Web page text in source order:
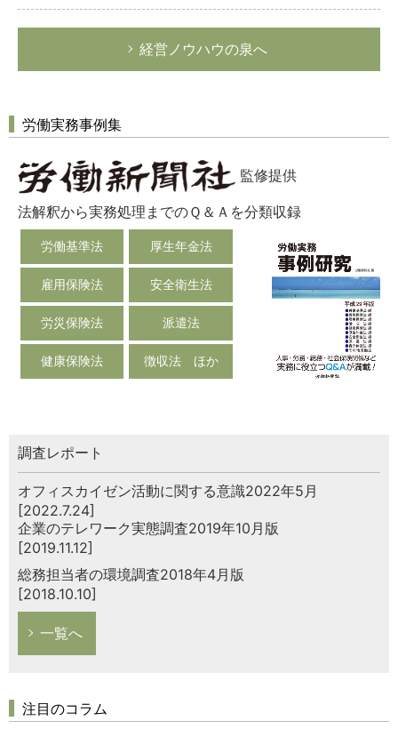
経営ノウハウの泉へ
労働実務事例集
監修提供
法解釈から実務処理までのＱ＆Ａを分類収録
労働基準法 厚生年金法
雇用保険法 安全衛生法
労災保険法 派遣法
健康保険法 徴収法 ほか
調査レポート
オフィスカイゼン活動に関する意識2022年5月
[2022.7.24]
企業のテレワーク実態調査2019年10月版
[2019.11.12]
総務担当者の環境調査2018年4月版
[2018.10.10]
一覧へ
注目のコラム